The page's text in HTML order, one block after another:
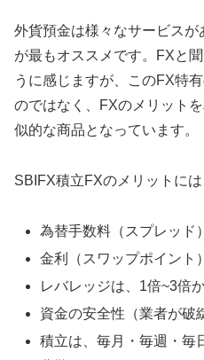
外貨預金は様々なサービスが
が最もオススメです。FXと
うに感じますが、このFX特
のではなく、FXのメリット
似的な商品となっています。
SBIFX積立FXのメリットに
為替手数料（スプレッド
金利（スワップポイント
レバレッジは、1倍~3倍
資金の安全性（業者が破
積立は、毎月・毎週・毎